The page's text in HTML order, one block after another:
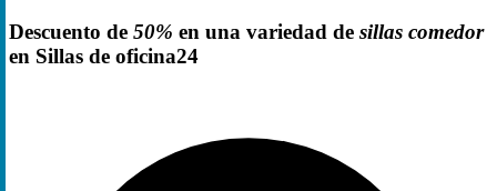
Descuento de 50% en una variedad de sillas comedor
en Sillas de oficina24